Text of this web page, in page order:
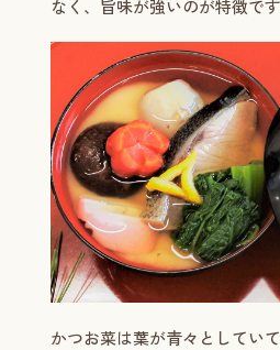
なく、旨味が強いのが特徴です
かつお菜は葉が青々としてい